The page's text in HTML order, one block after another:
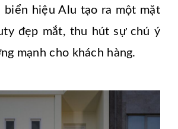
biển hiệu Alu tạo ra một mặt
đẹp mắt, thu hút sự chú ý
mạnh cho khách hàng.